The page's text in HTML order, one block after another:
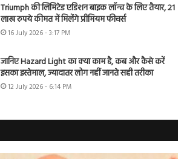
Triumph की लिमिटेड एडिशन बाइक लॉन्च के लिए तैयार, 21
लाख रुपये कीमत में मिलेंगे प्रीमियम फीचर्स
16 July 2026 - 3:17 PM
जानिए Hazard Light का क्या काम है, कब और कैसे करें
इसका इस्तेमाल, ज्यादातर लोग नहीं जानते सही तरीका
12 July 2026 - 6:14 PM